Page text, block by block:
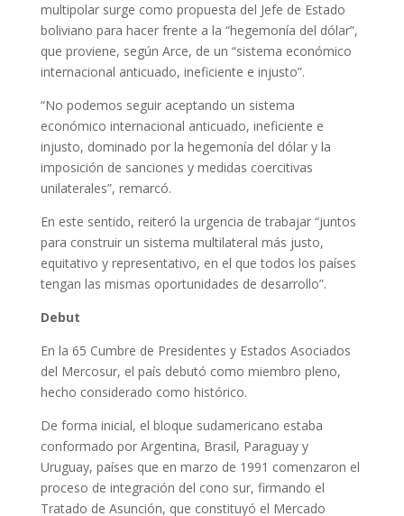
multipolar surge como propuesta del Jefe de Estado
boliviano para hacer frente a la “hegemonía del dólar”,
que proviene, según Arce, de un “sistema económico
internacional anticuado, ineficiente e injusto”.
“No podemos seguir aceptando un sistema
económico internacional anticuado, ineficiente e
injusto, dominado por la hegemonía del dólar y la
imposición de sanciones y medidas coercitivas
unilaterales”, remarcó.
En este sentido, reiteró la urgencia de trabajar “juntos
para construir un sistema multilateral más justo,
equitativo y representativo, en el que todos los países
tengan las mismas oportunidades de desarrollo”.
Debut
En la 65 Cumbre de Presidentes y Estados Asociados
del Mercosur, el país debutó como miembro pleno,
hecho considerado como histórico.
De forma inicial, el bloque sudamericano estaba
conformado por Argentina, Brasil, Paraguay y
Uruguay, países que en marzo de 1991 comenzaron el
proceso de integración del cono sur, firmando el
Tratado de Asunción, que constituyó el Mercado